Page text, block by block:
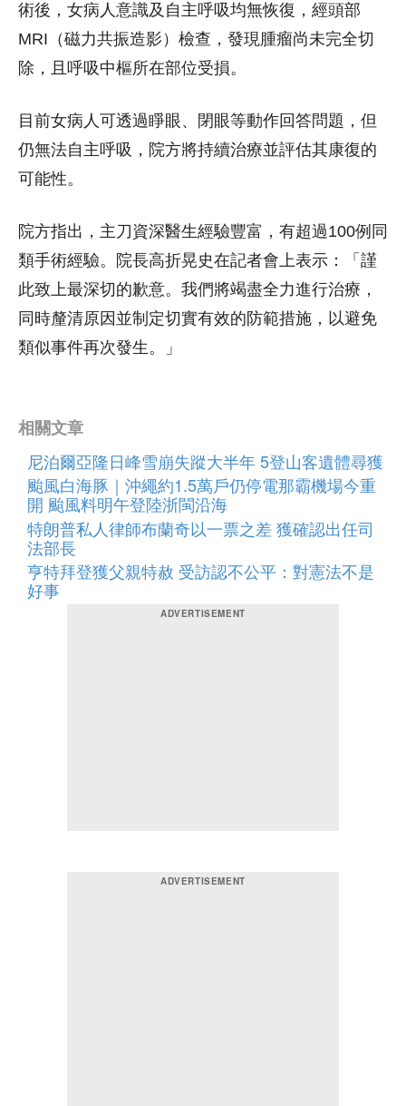
術後，女病人意識及自主呼吸均無恢復，經頭部
MRI（磁力共振造影）檢查，發現腫瘤尚未完全切
除，且呼吸中樞所在部位受損。
目前女病人可透過睜眼、閉眼等動作回答問題，但
仍無法自主呼吸，院方將持續治療並評估其康復的
可能性。
院方指出，主刀資深醫生經驗豐富，有超過100例同
類手術經驗。院長高折晃史在記者會上表示：「謹
此致上最深切的歉意。我們將竭盡全力進行治療，
同時釐清原因並制定切實有效的防範措施，以避免
類似事件再次發生。」
相關文章
尼泊爾亞隆日峰雪崩失蹤大半年 5登山客遺體尋獲
颱風白海豚｜沖繩約1.5萬戶仍停電那霸機場今重
開 颱風料明午登陸浙閩沿海
特朗普私人律師布蘭奇以一票之差 獲確認出任司
法部長
亨特拜登獲父親特赦 受訪認不公平：對憲法不是
好事